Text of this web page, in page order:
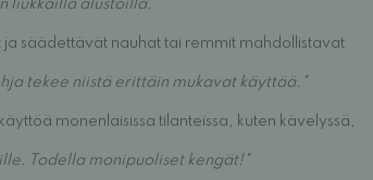
liukkailla alustoilla."
säädettävät nauhat tai remmit mahdollistavat
tekee niistä erittäin mukavat käyttää."
monenlaisissa tilanteissa, kuten kävelyssä,
Todella monipuoliset kengät!"